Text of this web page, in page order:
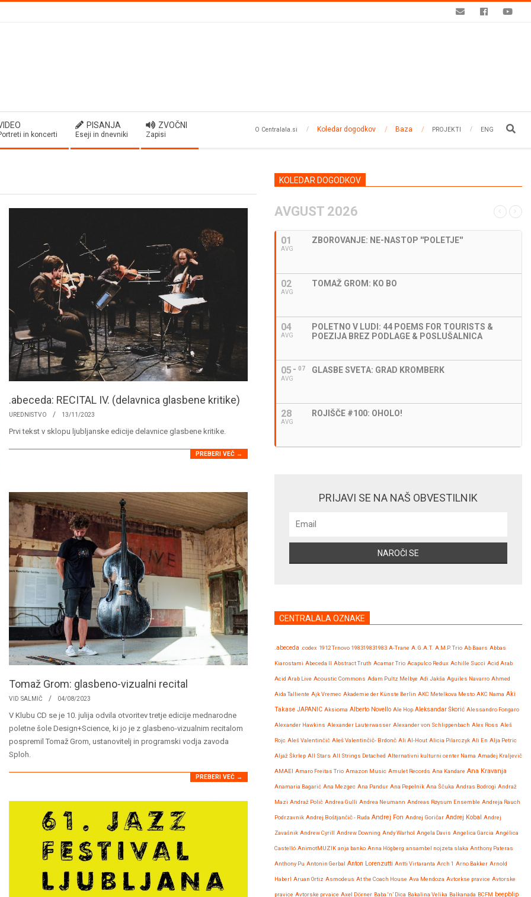
in koncerti
PISANJA
Eseji in dnevniki
ZVOČNI
Zapisi
O Centralala.si Koledar dogodkov Baza PROJEKTI ENG Search
.abeceda: RECITAL IV. (delavnica glasbene kritike)
2023-
11-
UREDNISTVO 13/11/2023
Prvi tekst v sklopu ljubljanske edicije delavnice glasbene kritike.
PREBERI VEČ →
Tomaž Grom: glasbeno-vizualni recital
2023-
08-
VID SALMIČ 04/08/2023
V Klubu CD se je 10. julija odvila otvoritev tretje edicije mednarodne
poletne šole Design+Science, ki jo je z glasbeno-vizualnim recitalom
pospremil Tomaž Grom, ustanovitelj in programski vodja zavoda
Sploh.
PREBERI VEČ →
KOLEDAR DOGODKOV
AVGUST 2026
01
AVG
ZBOROVANJE: NE-NASTOP ''POLETJE''
02
AVG
TOMAŽ GROM: KO BO
04
AVG
POLETNO V LUDI: 44 POEMS FOR TOURISTS &
POEZIJA BREZ PODLAGE & POSLUŠALNICA
05
AVG
07 GLASBE SVETA: GRAD KROMBERK
28
AVG
ROJIŠČE #100: OHOLO!
PRIJAVI SE NA NAŠ OBVESTILNIK
CENTRALALA OZNAKE
.abeceda .codex 1912 Trnovo 198319831983 A-Trane A.G.A.T. A.M.P. Trio Ab Baars Abbas
Kiarostami Abeceda II Abstract Truth Acamar Trio Acapulco Redux Achille Succi Acid Arab
Acid Arab Live Acoustic Commons Adam Pultz Melbye Adi Jakša Aguiles Navarro Ahmed
Aida Talliente Ajk Vremec Akademie der Künste Berlin AKC Metelkova Mesto AKC Nama Aki
Takase JAPANIC Aksioma Alberto Novello Ale Hop Aleksandar Škorić Alessandro Fongaro
Alexander Hawkins Alexander Lauterwasser Alexander von Schlippenbach Alex Ross Aleš
Rojc Aleš Valentinčič Aleš Valentinčič- Brdonč Ali Al-Hout Alicia Pilarczyk Ali En Alja Petric
Aljaž Škrlep All Stars All Strings Detached Alternativni kulturni center Nama Amadej Kraljevič
AMAEI Amaro Freitas Trio Amazon Music Amulet Records Ana Kandare Ana Kravanja
Anamaria Bagarić Ana Mezgec Ana Pandur Ana Pepelnik Ana Ščuka Andras Bodrogi Andraž
Mazi Andraž Polič Andrea Gulli Andrea Neumann Andreas Røysum Ensemble Andreja Rauch
Podrzavnik Andrej Boštjančič - Ruda Andrej Fon Andrej Goričar Andrej Kobal Andrej
Zavašnik Andrew Cyrill Andrew Downing Andy Warhol Angela Davis Angelica Garcia Angélica
Castelló AnimotMUZIK anja banko Anna Högberg ansambel nojzeta slaka Anthony Pateras
Anthony Pu Antonin Gerbal Anton Lorenzutti Antti Virtaranta Arch 1 Arno Bakker Arnold
Haberl Aruan Ortiz Asmodeus At the Coach House Ava Mendoza Avtorkse pravice Avtorske
pravice Avtorske prvaice Axel Dörner Baba ‘n’ Dica Bakalina Velika Balkanada BCFM beepblip